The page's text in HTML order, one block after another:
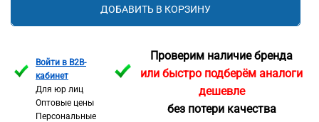
ДОБАВИТЬ В КОРЗИНУ
Войти в B2B-
кабинет
Для юр лиц
Оптовые цены
Персональные
Проверим наличие бренда
или быстро подберём аналоги
дешевле
без потери качества